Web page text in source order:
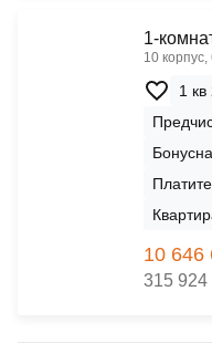
1-
10
1 кв
10 646
315 924